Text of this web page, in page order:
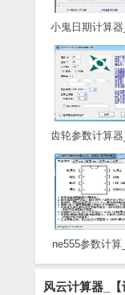
小鬼日期计算
(1.8M)
齿轮参数计算
(550KB)
ne555参数计算
风云计算器_